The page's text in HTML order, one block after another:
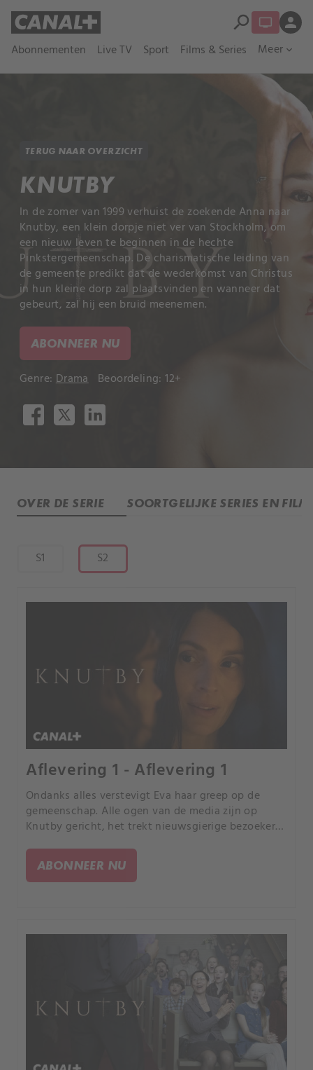
Abonnementen Live TV Sport Films & Series Meer expand_more
search person
TERUG NAAR OVERZICHT
KNUTBY
In de zomer van 1999 verhuist de zoekende Anna naar
Knutby, een klein dorpje niet ver van Stockholm, om
een nieuw leven te beginnen in de hechte
Pinkstergemeenschap. De charismatische leiding van
de gemeente predikt dat de wederkomst van Christus
in hun kleine dorp zal plaatsvinden en wanneer dat
gebeurt, zal hij een bruid meenemen.
ABONNEER NU
Genre: Drama Beoordeling: 12+
OVER DE SERIE SOORTGELIJKE SERIES EN
S1 S2
Aflevering 1 - Aflevering 1
Ondanks alles verstevigt Eva haar greep op de
gemeenschap. Alle ogen van de media zijn op
Knutby gericht, het trekt nieuwsgierige bezoekers
ABONNEER NU